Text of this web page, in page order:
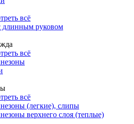
всё
длинным руковом
всё
всё
(легкие), слипы
верхнего слоя (теплые)